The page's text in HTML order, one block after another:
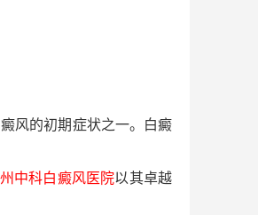
风的初期症状之一。白癜
中科白癜风医院以其卓越